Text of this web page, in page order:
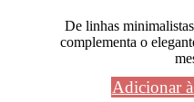
De linhas
complementa o
Adicionar